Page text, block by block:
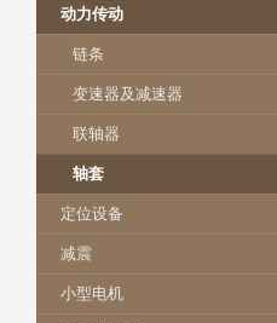
动力传动
链条
变速器及减速器
联轴器
轴套
定位设备
减震
小型电机